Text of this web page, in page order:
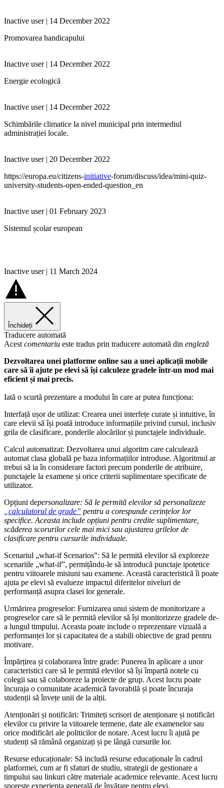
Inactive user | 14 December 2022
Promovarea handicapului
Inactive user | 14 December 2022
Energie ecologică
Inactive user | 14 December 2022
Schimbările climatice la nivel municipal prin intermediul
administrației locale.
Inactive user | 20 December 2022
https://europa.eu/citizens-initiative-forum/discuss/idea/mini-quiz-
university-students-open-ended-question_en
Inactive user | 01 February 2023
Sistemul școlar european
Inactive user | 11 March 2024
Închideți
Traducere automată
Acest comentariu este tradus prin traducere automată din engleză
Dezvoltarea unei platforme online sau a unei aplicații mobile
care să îi ajute pe elevi să își calculeze gradele într-un mod mai
eficient și mai precis.
Iată o scurtă prezentare a modului în care ar putea funcționa:
Interfață ușor de utilizat: Crearea unei interfețe curate și intuitive, în
care elevii să își poată introduce informațiile privind cursul, inclusiv
grila de clasificare, ponderile alocărilor și punctajele individuale.
Calcul automatizat: Dezvoltarea unui algoritm care calculează
automat clasa globală pe baza informațiilor introduse. Algoritmul ar
trebui să ia în considerare factori precum ponderile de atribuire,
punctajele la examene și orice criterii suplimentare specificate de
utilizator.
Opțiuni depersonalizare: Să le permită elevilor să personalizeze
„calculatorul de grade” pentru a corespunde cerințelor lor
specifice. Aceasta include opțiuni pentru credite suplimentare,
scăderea scorurilor cele mai mici sau ajustarea grilelor de
clasificare pentru cursurile individuale.
Scenariul „what-if Scenarios”: Să le permită elevilor să exploreze
scenariile „what-if”, permițându-le să introducă punctaje ipotetice
pentru viitoarele misiuni sau examene. Această caracteristică îi poate
ajuta pe elevi să evalueze impactul diferitelor niveluri de
performanță asupra clasei lor generale.
Urmărirea progreselor: Furnizarea unui sistem de monitorizare a
progreselor care să le permită elevilor să își monitorizeze gradele de-
a lungul timpului. Aceasta poate include o reprezentare vizuală a
performanței lor și capacitatea de a stabili obiective de grad pentru
motivare.
Împărțirea și colaborarea între grade: Punerea în aplicare a unor
caracteristici care să le permită elevilor să își împartă notele cu
colegii sau să colaboreze la proiecte de grup. Acest lucru poate
încuraja o comunitate academică favorabilă și poate încuraja
studenții să învețe unii de la alții.
Atenționări și notificări: Trimiteți scrisori de atenționare și notificări
elevilor cu privire la viitoarele termene, date ale examenelor sau
orice modificări ale politicilor de notare. Acest lucru îi ajută pe
studenți să rămână organizați și pe lângă cursurile lor.
Resurse educaționale: Să includă resurse educaționale în cadrul
platformei, cum ar fi sfaturi de studiu, strategii de gestionare a
timpului sau linkuri către materiale academice relevante. Acest lucru
sporește experiența generală de învățare pentru elevi.